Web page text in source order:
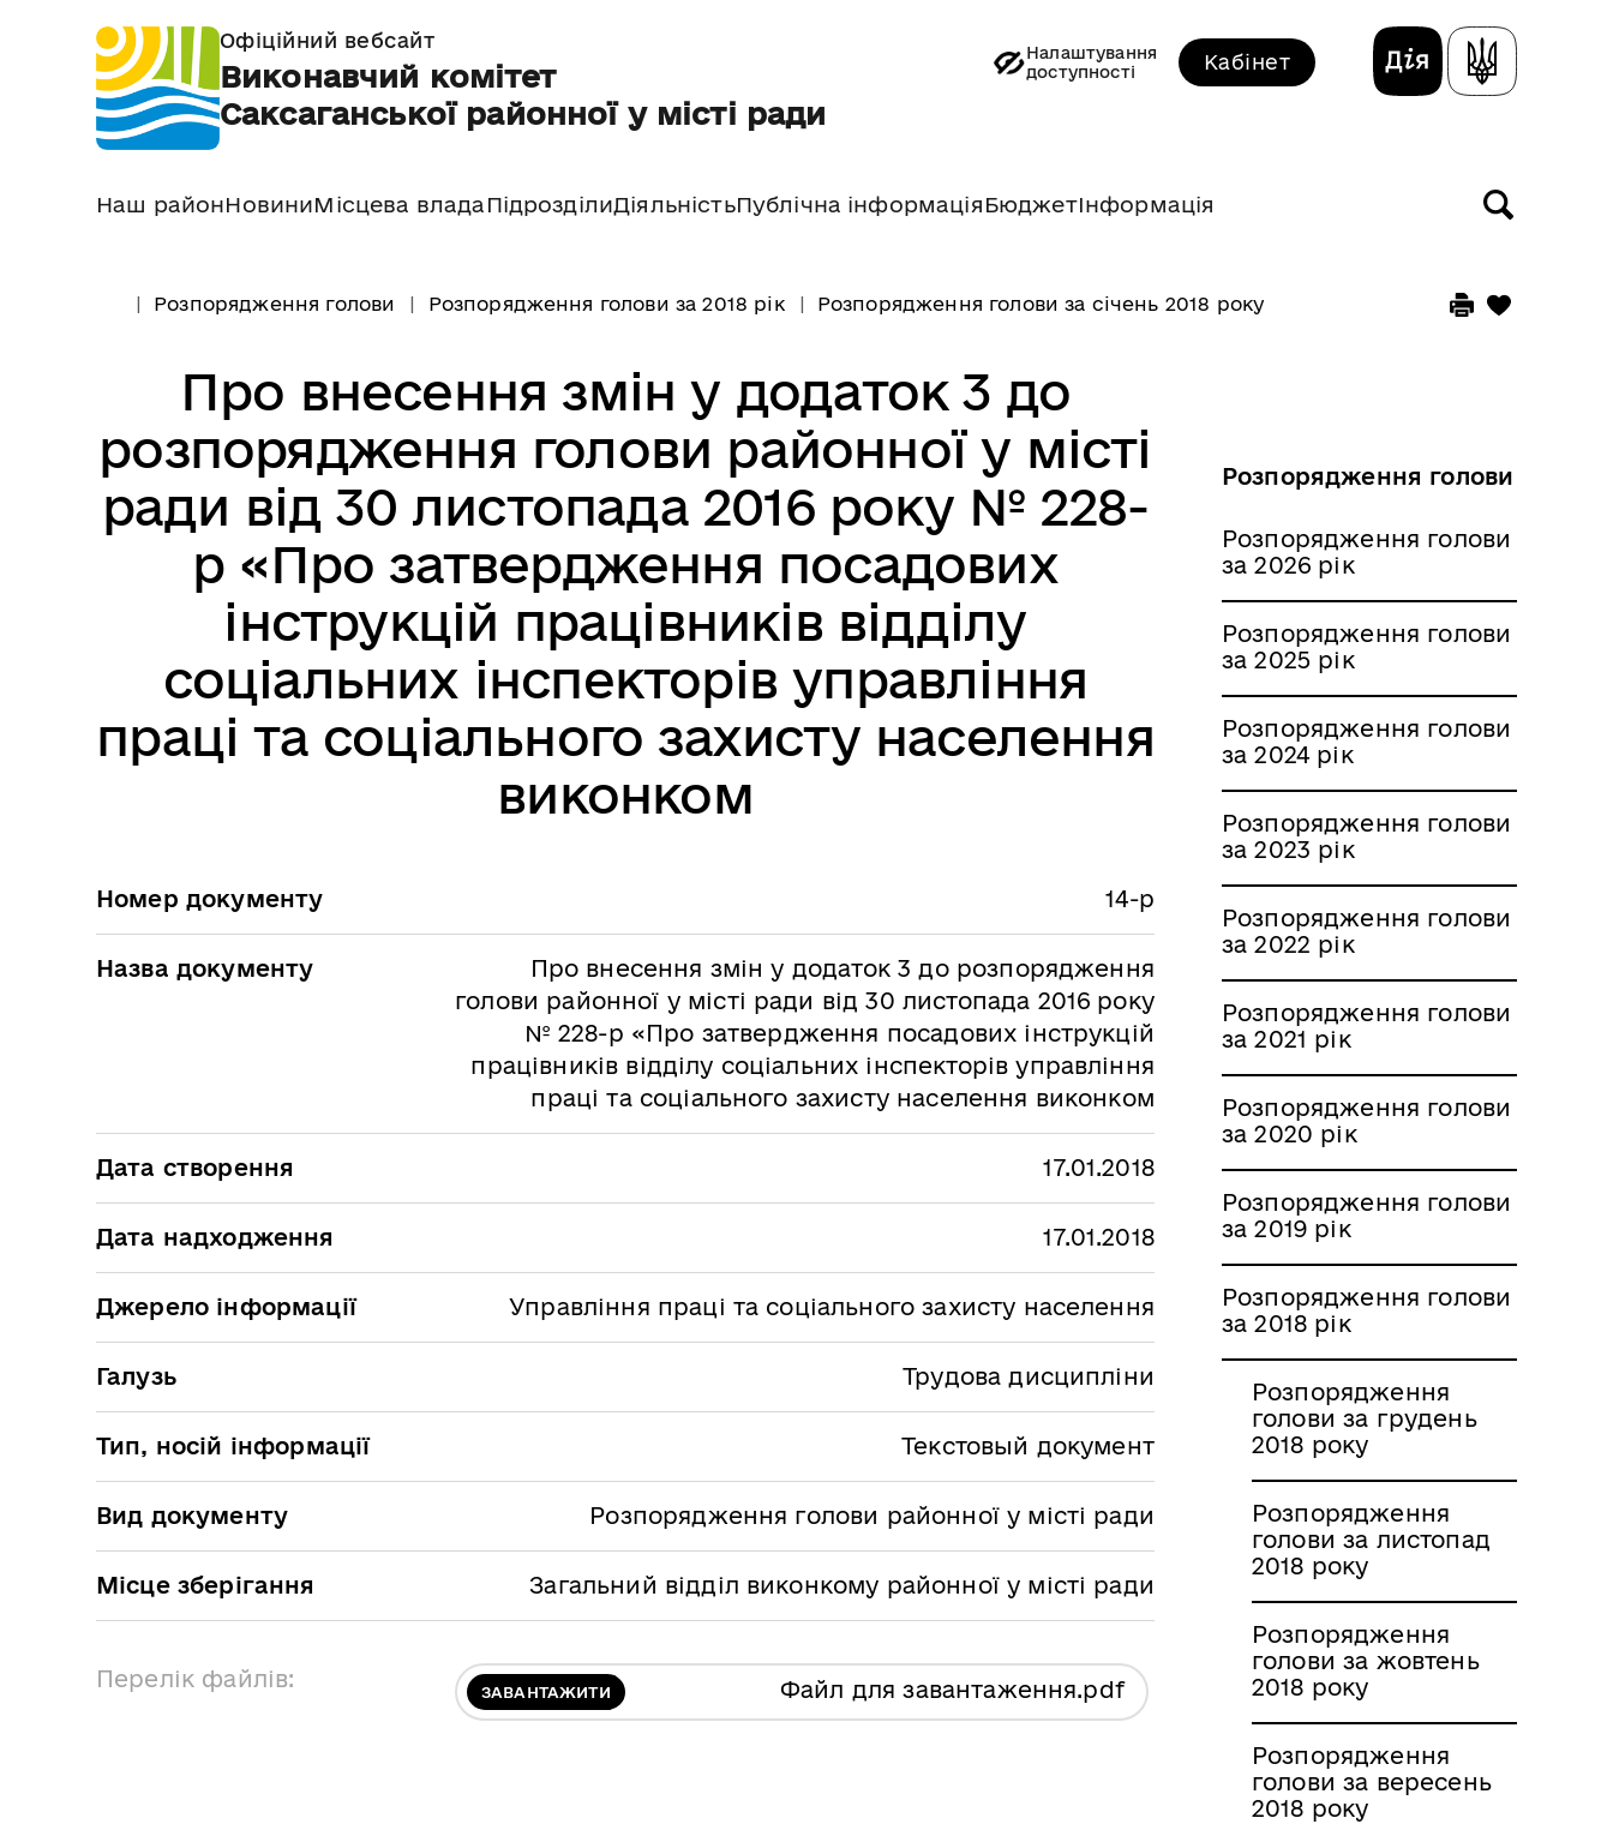
Офіційний вебсайт
Виконавчий комітет
Саксаганської районної у місті ради
Налаштування
доступності
Кабінет
Наш районНовиниМісцева влада ПідрозділиДіяльністьПублічна інформація БюджетІнформація
Розпорядження голови Розпорядження голови за 2018 рік Розпорядження голови за січень 2018 року
Про внесення змін у додаток 3 до
розпорядження голови районної у місті
ради від 30 листопада 2016 року № 228-
р «Про затвердження посадових
інструкцій працівників відділу
соціальних інспекторів управління
праці та соціального захисту населення
виконком
Номер документу 14-р
Назва документу
Про внесення змін у додаток 3 до розпорядження
голови районної у місті ради від 30 листопада 2016 року
№ 228-р «Про затвердження посадових інструкцій
працівників відділу соціальних інспекторів управління
праці та соціального захисту населення виконком
Дата створення 17.01.2018
Дата надходження 17.01.2018
Джерело інформації Управління праці та соціального захисту населення
Галузь Трудова дисципліни
Тип, носій інформації Текстовый документ
Вид документу Розпорядження голови районної у місті ради
Місце зберігання Загальний відділ виконкому районної у місті ради
Перелік файлів: ЗАВАНТАЖИТИ Файл для завантаження.pdf
Розпорядження голови
Розпорядження голови
за 2026 рік
Розпорядження голови
за 2025 рік
Розпорядження голови
за 2024 рік
Розпорядження голови
за 2023 рік
Розпорядження голови
за 2022 рік
Розпорядження голови
за 2021 рік
Розпорядження голови
за 2020 рік
Розпорядження голови
за 2019 рік
Розпорядження голови
за 2018 рік
Розпорядження
голови за грудень
2018 року
Розпорядження
голови за листопад
2018 року
Розпорядження
голови за жовтень
2018 року
Розпорядження
голови за вересень
2018 року